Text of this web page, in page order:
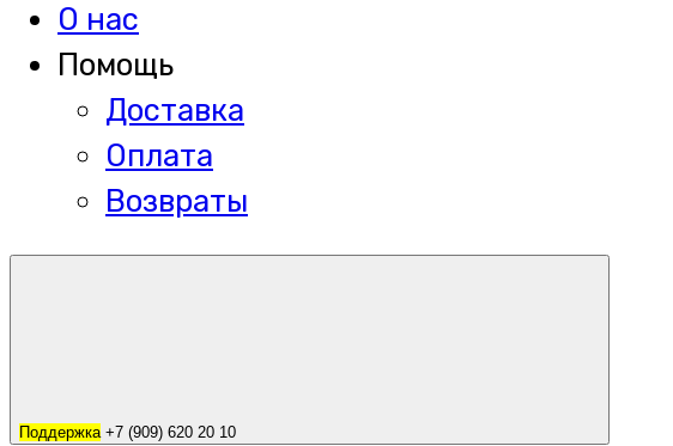
О нас
Помощь
Доставка
Оплата
Возвраты
Поддержка +7 (909) 620 20 10